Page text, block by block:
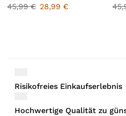
45,99€ 28,99 €
Risikofreies Einkaufserlebnis
Hochwertige Qualität zu